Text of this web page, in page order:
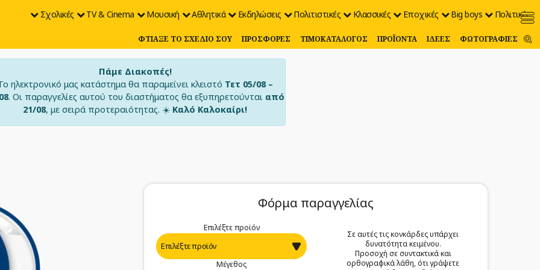
Σχολικές TV & Cinema Μουσική Αθλητικά Εκδηλώσεις Πολιτιστικές Κλασσικές Εποχικές Big boys Πολιτικές
ΦΤΙΆΞΕ ΤΟ ΣΧΈΔΙΟ ΣΟΥ ΠΡΟΣΦΟΡΈΣ ΤΙΜΟΚΑΤΆΛΟΓΟΣ ΠΡΟΪΌΝΤΑ ΙΔΈΕΣ ΦΩΤΟΓΡΑΦΊΕΣ
Πάμε Διακοπές!
ηλεκτρονικό μας κατάστημα θα παραμείνει κλειστό Τετ 05/08 –
. Οι παραγγελίες αυτού του διαστήματος θα εξυπηρετούνται από
21/08, με σειρά προτεραιότητας. ☀️ Καλό Καλοκαίρι!
Φόρμα παραγγελίας
Επιλέξτε προϊόν
Μέγεθος
Σε αυτές τις κονκάρδες υπάρχει
δυνατότητα κειμένου.
Προσοχή σε συντακτικά και
ορθογραφικά λάθη, ότι γράψετε